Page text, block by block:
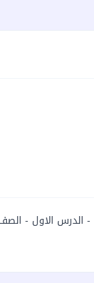
- الدرس الاول -